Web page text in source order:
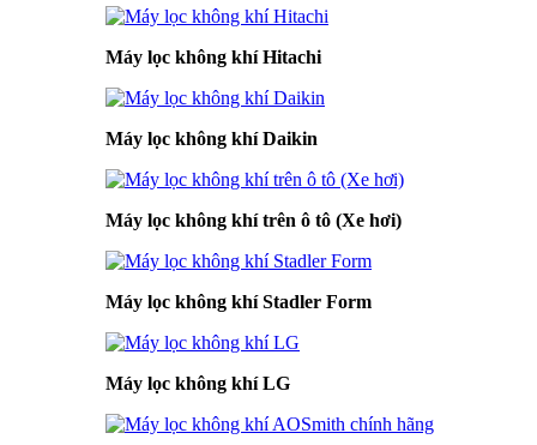
Máy lọc không khí Hitachi
Máy lọc không khí Daikin
Máy lọc không khí trên ô tô (Xe hơi)
Máy lọc không khí Stadler Form
Máy lọc không khí LG